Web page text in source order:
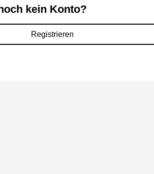
kein Konto?
Registrieren